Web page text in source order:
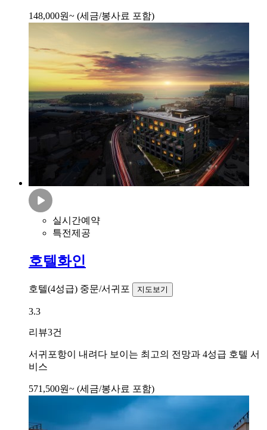
148,000원~ (세금/봉사료 포함)
실시간예약
특전제공
호텔화인
호텔(4성급) 중문/서귀포 지도보기
3.3
리뷰3건
서귀포항이 내려다 보이는 최고의 전망과 4성급 호텔 서
비스
571,500원~ (세금/봉사료 포함)